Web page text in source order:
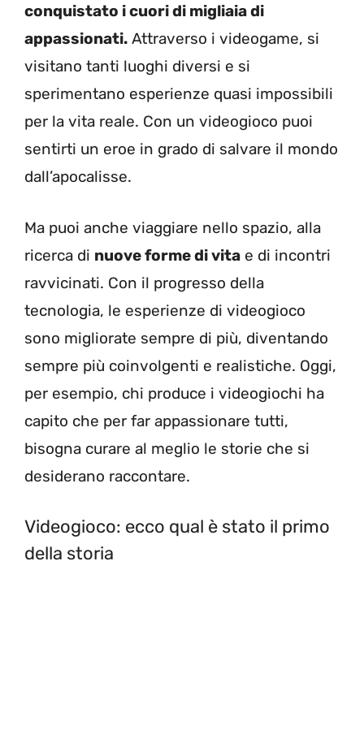
conquistato i cuori di migliaia di
appassionati. Attraverso i videogame, si
visitano tanti luoghi diversi e si
sperimentano esperienze quasi impossibili
per la vita reale. Con un videogioco puoi
sentirti un eroe in grado di salvare il mondo
dall’apocalisse.
Ma puoi anche viaggiare nello spazio, alla
ricerca di nuove forme di vita e di incontri
ravvicinati. Con il progresso della
tecnologia, le esperienze di videogioco
sono migliorate sempre di più, diventando
sempre più coinvolgenti e realistiche. Oggi,
per esempio, chi produce i videogiochi ha
capito che per far appassionare tutti,
bisogna curare al meglio le storie che si
desiderano raccontare.
Videogioco: ecco qual è stato il primo
della storia